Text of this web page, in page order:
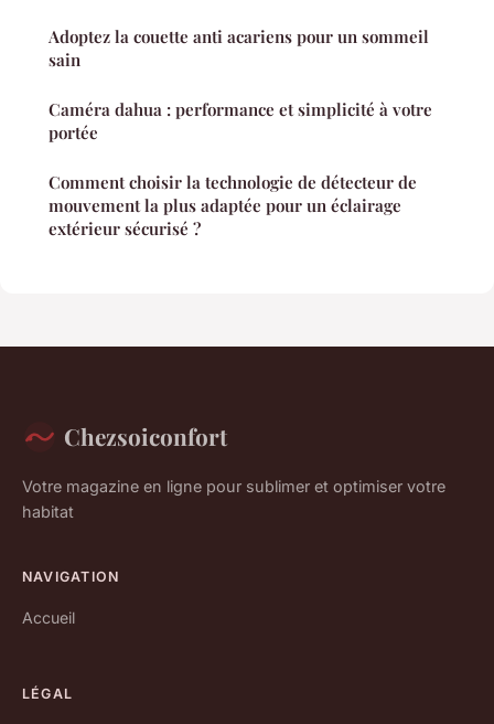
Adoptez la couette anti acariens pour un sommeil
sain
Caméra dahua : performance et simplicité à votre
portée
Comment choisir la technologie de détecteur de
mouvement la plus adaptée pour un éclairage
extérieur sécurisé ?
Chezsoiconfort
Votre magazine en ligne pour sublimer et optimiser votre
habitat
NAVIGATION
Accueil
LÉGAL